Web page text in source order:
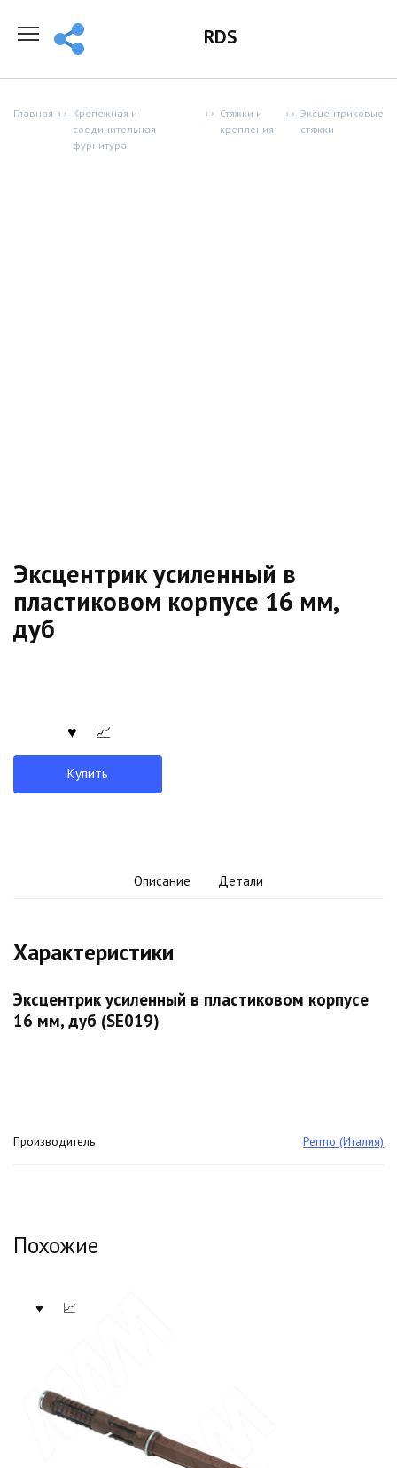
содержанию
RDS
Главная
Крепежная и
соединительная
фурнитура
Стяжки и
крепления
Эксцентриковые
стяжки
Эксцентрик усиленный в
пластиковом корпусе 16 мм,
дуб
Купить
Описание Детали
Характеристики
Эксцентрик усиленный в пластиковом корпусе
16 мм, дуб (SE019)
Производитель Permo (Италия)
Похожие